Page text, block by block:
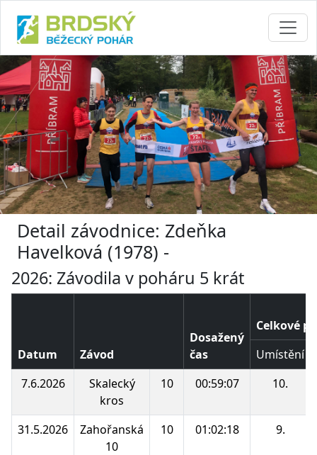
Detail závodnice: Zdeňka
Havelková (1978) -
2026: Závodila v poháru 5 krát
Datum Závod
Dosažený
čas
Celkové
Umístění
7.6.2026
Skalecký
kros
10 00:59:07 10.
31.5.2026
Zahořanská
10
10 01:02:18 9.